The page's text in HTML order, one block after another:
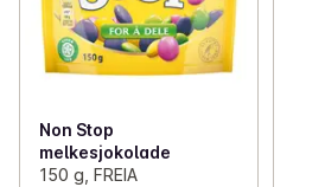
Non Stop
melkesjokolade
150 g, FREIA